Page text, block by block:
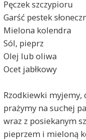
Pęczek szczypioru
Garść pestek
Mielona kolendra
Sól, pieprz
Olej lub oliwa
Ocet jabłkowy
Rzodkiewki myjemy,
prażymy na suchej
wraz z posiekanym
pieprzem i mieloną